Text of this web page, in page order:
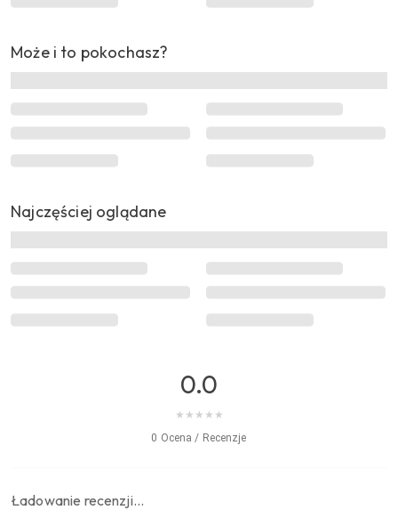
Może i to pokochasz?
Najczęściej oglądane
0.0
★ ★ ★ ★ ★
0 Ocena / Recenzje
Ładowanie recenzji…